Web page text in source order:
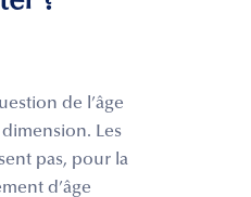
de l’âge
Les
pas, pour la
d’âge